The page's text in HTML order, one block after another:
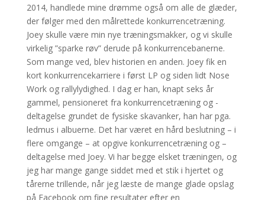
2014, handlede mine drømme også om alle de glæder,
der følger med den målrettede konkurrencetræning.
Joey skulle være min nye træningsmakker, og vi skulle
virkelig ”sparke røv” derude på konkurrencebanerne.
Som mange ved, blev historien en anden. Joey fik en
kort konkurrencekarriere i først LP og siden lidt Nose
Work og rallylydighed. I dag er han, knapt seks år
gammel, pensioneret fra konkurrencetræning og -
deltagelse grundet de fysiske skavanker, han har pga.
ledmus i albuerne. Det har været en hård beslutning – i
flere omgange – at opgive konkurrencetræning og –
deltagelse med Joey. Vi har begge elsket træningen, og
jeg har mange gange siddet med et stik i hjertet og
tårerne trillende, når jeg læste de mange glade opslag
på Facebook om fine resultater efter en